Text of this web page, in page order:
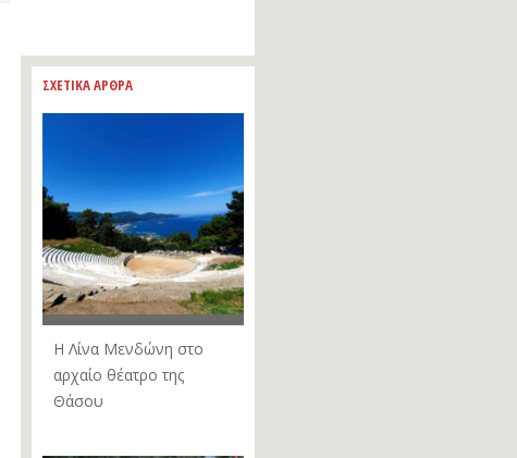
ΣΧΕΤΙΚΑ ΑΡΘΡΑ
Η Λίνα Μενδώνη στο
αρχαίο θέατρο της
Θάσου